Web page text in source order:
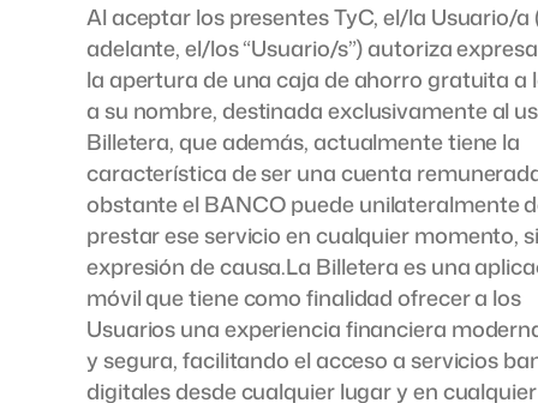
Al aceptar los presentes TyC, el/la Usuario/a
adelante, el/los “Usuario/s”) autoriza
la apertura de una caja de ahorro gratuita a
a su nombre, destinada exclusivamente al
Billetera, que además, actualmente tiene la
característica de ser una cuenta
obstante el BANCO puede unilateralmente
prestar ese servicio en cualquier momento,
expresión de causa.La Billetera es una
móvil que tiene como finalidad ofrecer a los
Usuarios una experiencia financiera
y segura, facilitando el acceso a servicios
digitales desde cualquier lugar y en cualquier